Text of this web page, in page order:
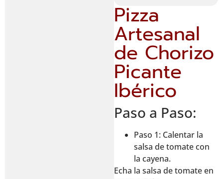
Pizza
Artesanal
de Chorizo
Picante
Ibérico
Paso a Paso:
Paso 1: Calentar la
salsa de tomate con
la cayena.
Echa la salsa de tomate en